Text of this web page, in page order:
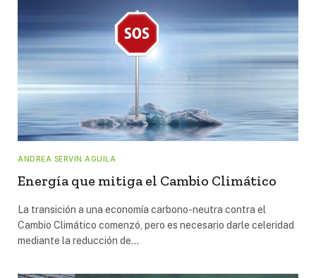
ANDREA SERVÍN AGUILA
Energía que mitiga el Cambio Climático
La transición a una economía carbono-neutra contra el
Cambio Climático comenzó, pero es necesario darle celeridad
mediante la reducción de…